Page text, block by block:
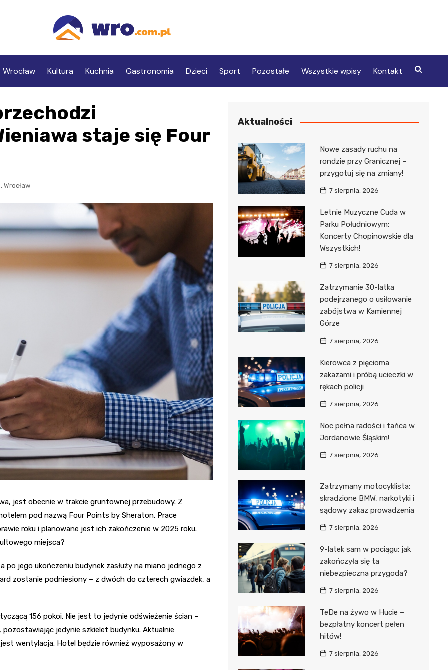
Wrocław Kultura Kuchnia Gastronomia Dzieci Sport Pozostałe Wszystkie wpisy Kontakt
staje się Four
, Wrocław
jest obecnie w trakcie gruntownej przebudowy. Z
pod nazwą Four Points by Sheraton. Prace
roku i planowane jest ich zakończenie w 2025 roku.
miejsca?
po jego ukończeniu budynek zasłuży na miano jednego z
zostanie podniesiony – z dwóch do czterech gwiazdek, a
156 pokoi. Nie jest to jedynie odświeżenie ścian –
jedynie szkielet budynku. Aktualnie
wentylacja. Hotel będzie również wyposażony w
Aktualności
Nowe zasady ruchu na
rondzie przy Granicznej –
przygotuj się na zmiany!
7 sierpnia, 2026
Letnie Muzyczne Cuda w
Parku Południowym:
Koncerty Chopinowskie dla
Wszystkich!
7 sierpnia, 2026
Zatrzymanie 30-latka
podejrzanego o usiłowanie
zabójstwa w Kamiennej
Górze
7 sierpnia, 2026
Kierowca z pięcioma
zakazami i próbą ucieczki w
rękach policji
7 sierpnia, 2026
Noc pełna radości i tańca w
Jordanowie Śląskim!
7 sierpnia, 2026
Zatrzymany motocyklista:
skradzione BMW, narkotyki i
sądowy zakaz prowadzenia
7 sierpnia, 2026
9-latek sam w pociągu: jak
zakończyła się ta
niebezpieczna przygoda?
7 sierpnia, 2026
TeDe na żywo w Hucie –
bezpłatny koncert pełen
hitów!
7 sierpnia, 2026